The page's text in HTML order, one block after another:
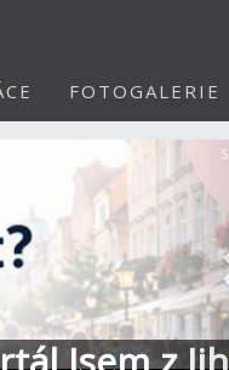
FOTOGALERIE